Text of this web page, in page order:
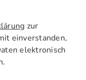
zur
einverstanden,
elektronisch